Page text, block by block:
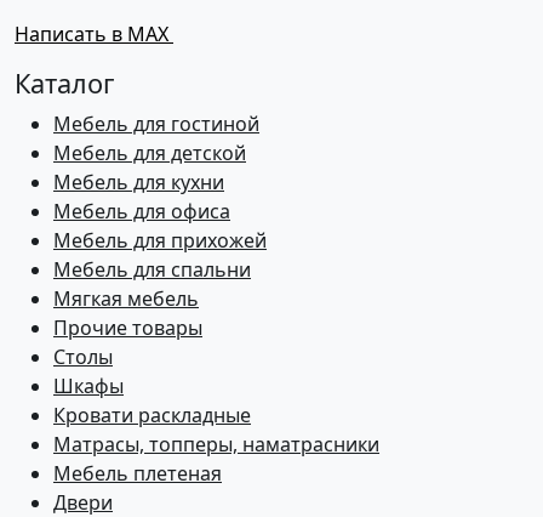
Написать в MAX
Каталог
Мебель для гостиной
Мебель для детской
Мебель для кухни
Мебель для офиса
Мебель для прихожей
Мебель для спальни
Мягкая мебель
Прочие товары
Столы
Шкафы
Кровати раскладные
Матрасы, топперы, наматрасники
Мебель плетеная
Двери